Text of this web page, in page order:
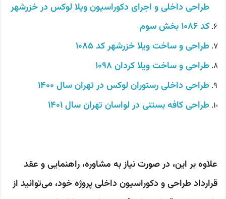
طراحی داخلی و اجرای دکوراسیون ویلا لوکس در خزرشهر
کد 1086 بخش سوم
طراحی و ساخت ویلا خزرشهر کد 1085
طراحی و ساخت ویلا کردان 1098
طراحی داخلی رستوران لوکس در تهران سال 1400
طراحی کافه بستنی در لواسان تهران سال 1401
علاوه بر این، در صورت نیاز به مشاوره، راهنمایی و عقد
قرارداد طراحی و دکوراسیون داخلی پروژه خود، می‌توانید از